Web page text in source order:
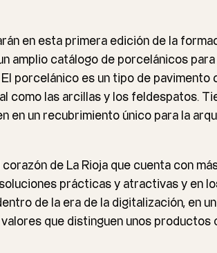
en esta primera edición de la
amplio catálogo de porcelánicos
porcelánico es un tipo de pavimento
como las arcillas y los feldespatos.
en un recubrimiento único para la
de La Rioja que cuenta con
prácticas y atractivas y en
de la era de la digitalización, en
que distinguen unos productos